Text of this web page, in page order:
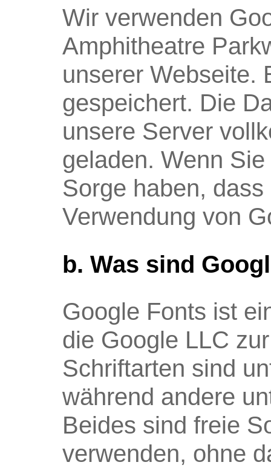
Wir verwenden
Amphitheatre
unserer Webseite.
gespeichert. Die
unsere Server
geladen. Wenn
Sorge haben,
Verwendung von
b. Was sind
Google Fonts ist
die Google LLC
Schriftarten sind
während andere
Beides sind freie
verwenden, ohne